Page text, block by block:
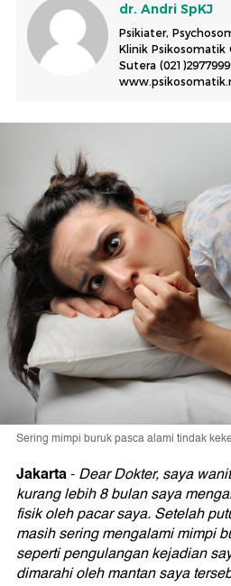
dr. Andri SpKJ
Psikiater,
Klinik Psikosomatik
Sutera
Sering mimpi buruk pasca alami tindak
Jakarta-Dear Dokter, saya
kurang lebih 8 bulan saya
fisik oleh pacar saya. Setelah
masih sering mengalami mimpi
seperti pengulangan kejadian
dimarahi oleh mantan saya